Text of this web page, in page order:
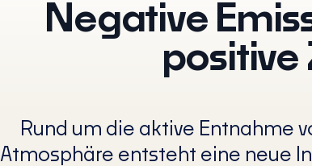
Negative
positive
Rund um die aktive Entnahme
Atmosphäre entsteht eine neue